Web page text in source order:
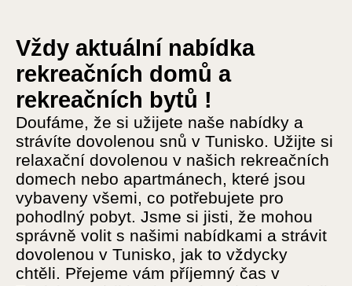
Vždy aktuální nabídka
rekreačních domů a
rekreačních bytů !
Doufáme, že si užijete naše nabídky a
strávíte dovolenou snů v Tunisko. Užijte si
relaxační dovolenou v našich rekreačních
domech nebo apartmánech, které jsou
vybaveny všemi, co potřebujete pro
pohodlný pobyt. Jsme si jisti, že mohou
správně volit s našimi nabídkami a strávit
dovolenou v Tunisko, jak to vždycky
chtěli. Přejeme vám příjemný čas v